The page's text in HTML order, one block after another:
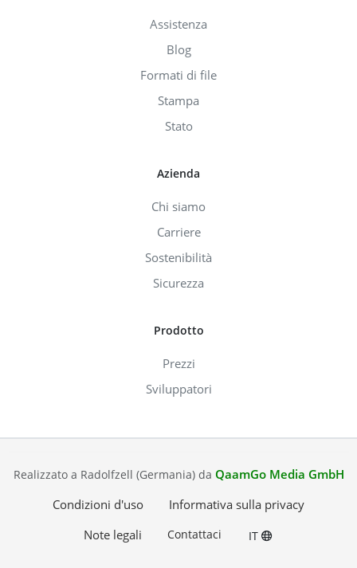
Assistenza
Blog
Formati di file
Stampa
Stato
Azienda
Chi siamo
Carriere
Sostenibilità
Sicurezza
Prodotto
Prezzi
Sviluppatori
Realizzato a Radolfzell (Germania) da QaamGo Media GmbH
Condizioni d'uso
Informativa sulla privacy
Note legali
Contattaci IT